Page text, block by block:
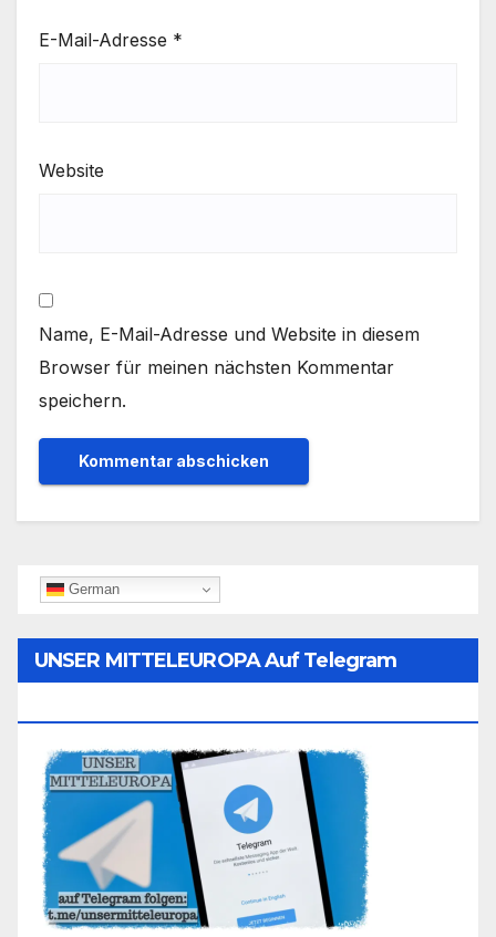
E-Mail-Adresse *
Website
Name, E-Mail-Adresse und Website in diesem
Browser für meinen nächsten Kommentar
speichern.
German
UNSER MITTELEUROPA Auf Telegram